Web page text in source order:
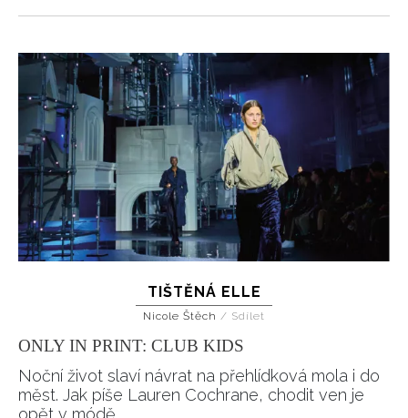
TIŠTĚNÁ ELLE
Nicole Štěch / Sdílet
ONLY IN PRINT: CLUB KIDS
Noční život slaví návrat na přehlídková mola i do
měst. Jak píše Lauren Cochrane, chodit ven je